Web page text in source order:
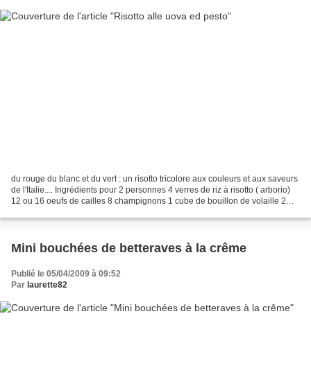
du rouge du blanc et du vert : un risotto tricolore aux couleurs et aux saveurs
de l'Italie.... Ingrédients pour 2 personnes 4 verres de riz à risotto ( arborio)
12 ou 16 oeufs de cailles 8 champignons 1 cube de bouillon de volaille 2
Mini bouchées de betteraves à la crême
Publié le 05/04/2009 à 09:52
Par laurette82